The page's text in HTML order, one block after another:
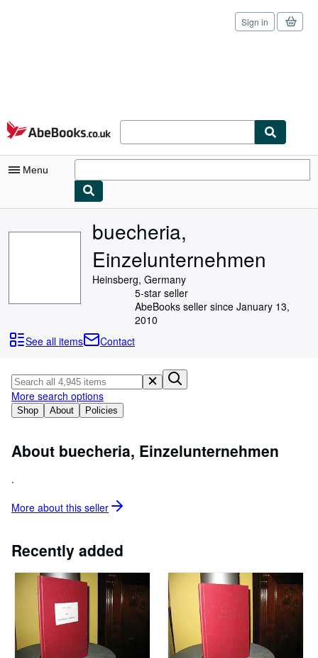
Skip to main content
AbeBooks.co.uk
Sign in
Menu
Rare Books
Textbooks
Sellers
Start Selling
buecheria,
Einzelunternehmen
Heinsberg, Germany
5-star seller
AbeBooks seller since January 13,
2010
See all items
Contact
Shop About Policies
More search options
About buecheria, Einzelunternehmen
.
More about this seller
Recently added